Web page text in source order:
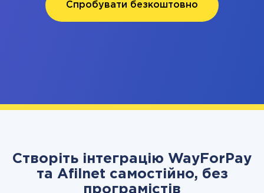
Спробувати безкоштовно
Створіть інтеграцію WayForPay
та Afilnet самостійно, без
програмістів